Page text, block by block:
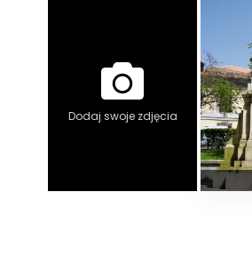
Dodaj swoje zdjęcia